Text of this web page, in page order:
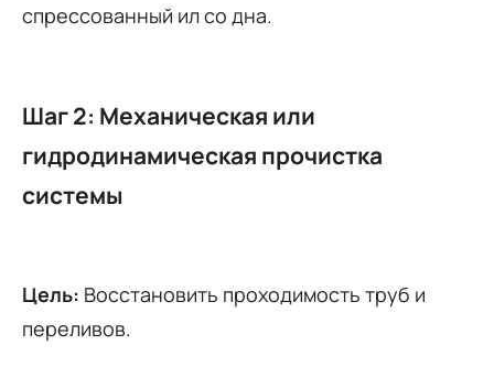
спрессованный ил со дна.
Шаг 2: Механическая или
гидродинамическая прочистка
системы
Цель: Восстановить проходимость труб и
переливов.